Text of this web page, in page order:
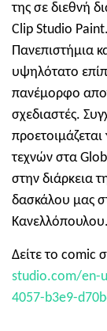
της σε διεθνή
Clip Studio
Πανεπιστήμια
υψηλότατο
πανέμορφο
σχεδιαστές.
τεχνών στα
στην διάρκεια
δασκάλου μας
Κανελλόπουλου.
Δείτε το comic
studio.com/en-
4057-b3e9-